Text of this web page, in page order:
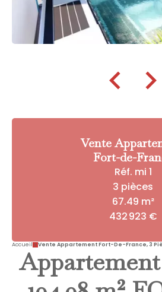
Vente
Fort-de-
Réf. mi 1
3 pièces
67.49 m²
432 923 €
Accueil Vente Appartement Fort-De-France, 3